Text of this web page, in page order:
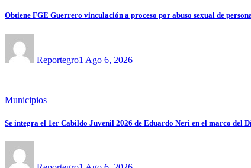
Obtiene FGE Guerrero vinculación a proceso por abuso sexual de
Reportegro1 Ago 6, 2026
Municipios
Se integra el 1er Cabildo Juvenil 2026 de Eduardo Neri en el marco del